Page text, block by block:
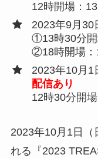
12時開場：
2023年9月30
①13時30分開
②18時開場：
2023年10月
配信あり
12時30分開
2023年10月1日（
れる『2023